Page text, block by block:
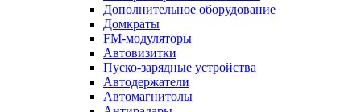
Дополнительное оборудование
Домкраты
FM-модуляторы
Автовизитки
Пуско-зарядные устройства
Автодержатели
Автомагнитолы